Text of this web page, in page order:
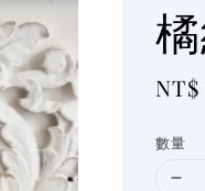
數量